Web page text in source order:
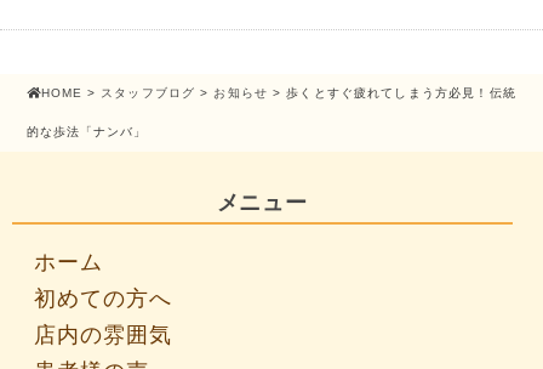
HOME > スタッフブログ > お知らせ > 歩くとすぐ疲れてしまう方必見！伝統
的な歩法「ナンバ」
メニュー
ホーム
初めての方へ
店内の雰囲気